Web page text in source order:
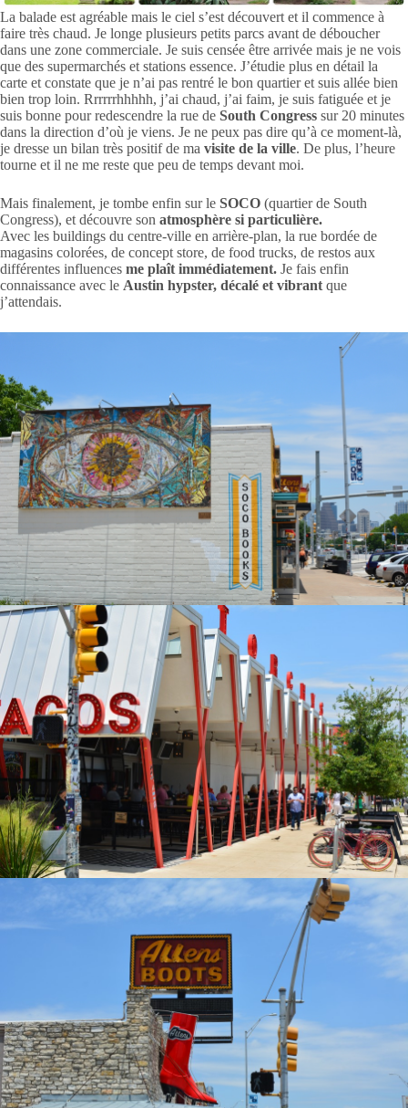
La balade est agréable mais le ciel s’est découvert et il commence à
faire très chaud. Je longe plusieurs petits parcs avant de déboucher
dans une zone commerciale. Je suis censée être arrivée mais je ne vois
que des supermarchés et stations essence. J’étudie plus en détail la
carte et constate que je n’ai pas rentré le bon quartier et suis allée bien
bien trop loin. Rrrrrrhhhhh, j’ai chaud, j’ai faim, je suis fatiguée et je
suis bonne pour redescendre la rue de South Congress sur 20 minutes
dans la direction d’où je viens. Je ne peux pas dire qu’à ce moment-là,
je dresse un bilan très positif de ma visite de la ville. De plus, l’heure
tourne et il ne me reste que peu de temps devant moi.
Mais finalement, je tombe enfin sur le SOCO (quartier de South
Congress), et découvre son atmosphère si particulière.
Avec les buildings du centre-ville en arrière-plan, la rue bordée de
magasins colorées, de concept store, de food trucks, de restos aux
différentes influences me plaît immédiatement. Je fais enfin
connaissance avec le Austin hypster, décalé et vibrantque
j’attendais.